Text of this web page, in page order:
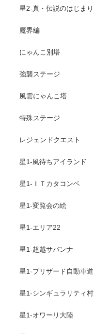
星2-真・伝説のはじまり
魔界編
にゃんこ別塔
強襲ステージ
風雲にゃんこ塔
特殊ステージ
レジェンドクエスト
星1-風待ちアイランド
星1-ＩＴカタコンベ
星1-変覧会の絵
星1-エリア22
星1-超越サバンナ
星1-ブリザード自動車道
星1-シンギュラリティ村
星1-オワーリ大陸